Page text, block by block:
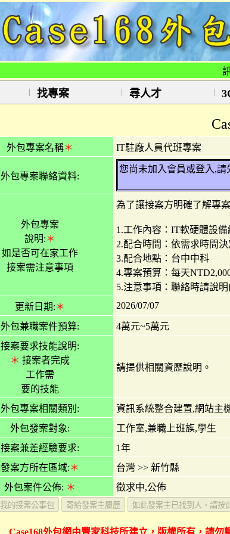
找專案 尋人才
外包專案名稱＊ IT駐廠人員代班專案
外包專案聯絡資料:
您尚未加入會員或登入,請
外包專案
說明:＊
如是否可在家工作
接案需注意事項
為了讓接案方明確了解專
1.工作內容：IT軟硬體設備
2.配合時間：依需求時間決
3.配合地點：台中中科
4.專案預算：每天
5.注意事項：聯絡時請說
更新日期:＊ 2026/07/07
外包兼職案件預算:
4萬元~5萬元
接案要求技能說明:
＊ 接案者完成
工作需
要的技能
請提供相關資歷說明。
外包專案相關類別:
資訊系統整合建置,網站主
外包發案對象:
工作室,兼職上班族,學生
接案兼差經驗要求:
1年
發案方所在區域:＊ 台灣 >> 新竹縣
外包案件公佈: ＊
徵求中,公佈
Case168外包網由豐家科技所建立，版權所有，請勿